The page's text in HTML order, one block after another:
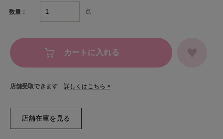
数量： 点
カートに入れる
店舗受取できます 詳しくはこちら >